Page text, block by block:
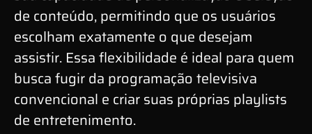
de conteúdo, permitindo que os usuários
escolham exatamente o que desejam
assistir. Essa flexibilidade é ideal para quem
busca fugir da programação televisiva
convencional e criar suas próprias playlists
de entretenimento.